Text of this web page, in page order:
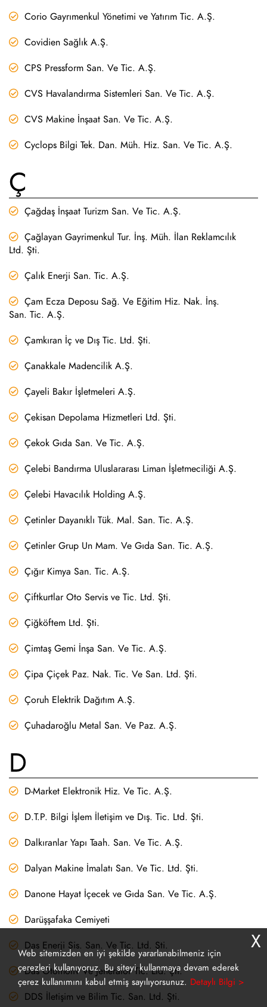
Corio Gayrımenkul Yönetimi ve Yatırım Tic. A.Ş.
Covidien Sağlık A.Ş.
CPS Pressform San. Ve Tic. A.Ş.
CVS Havalandırma Sistemleri San. Ve Tic. A.Ş.
CVS Makine İnşaat San. Ve Tic. A.Ş.
Cyclops Bilgi Tek. Dan. Müh. Hiz. San. Ve Tic. A.Ş.
Ç
Çağdaş İnşaat Turizm San. Ve Tic. A.Ş.
Çağlayan Gayrimenkul Tur. İnş. Müh. İlan Reklamcılık
Ltd. Şti.
Çalık Enerji San. Tic. A.Ş.
Çam Ecza Deposu Sağ. Ve Eğitim Hiz. Nak. İnş.
San. Tic. A.Ş.
Çamkıran İç ve Dış Tic. Ltd. Şti.
Çanakkale Madencilik A.Ş.
Çayeli Bakır İşletmeleri A.Ş.
Çekisan Depolama Hizmetleri Ltd. Şti.
Çekok Gıda San. Ve Tic. A.Ş.
Çelebi Bandırma Uluslararası Liman İşletmeciliği A.Ş.
Çelebi Havacılık Holding A.Ş.
Çetinler Dayanıklı Tük. Mal. San. Tic. A.Ş.
Çetinler Grup Un Mam. Ve Gıda San. Tic. A.Ş.
Çığır Kimya San. Tic. A.Ş.
Çiftkurtlar Oto Servis ve Tic. Ltd. Şti.
Çiğköftem Ltd. Şti.
Çimtaş Gemi İnşa San. Ve Tic. A.Ş.
Çipa Çiçek Paz. Nak. Tic. Ve San. Ltd. Şti.
Çoruh Elektrik Dağıtım A.Ş.
Çuhadaroğlu Metal San. Ve Paz. A.Ş.
D
D-Market Elektronik Hiz. Ve Tic. A.Ş.
D.T.P. Bilgi İşlem İletişim ve Dış. Tic. Ltd. Şti.
Dalkıranlar Yapı Taah. San. Ve Tic. A.Ş.
Dalyan Makine İmalatı San. Ve Tic. Ltd. Şti.
Danone Hayat İçecek ve Gıda San. Ve Tic. A.Ş.
Darüşşafaka Cemiyeti
Das Enerji Sis. San. Ve Tic. Ltd. Şti.
Das Otomotiv Ve Jeneratör Tic. Ltd. Şti.
DDS İletişim ve Bilim Tic. San. Ltd. Şti.
Web sitemizden en iyi şekilde yararlanabilmeniz için
çerezleri kullanıyoruz. Bu siteyi kullanmaya devam ederek
çerez kullanımını kabul etmiş sayılıyorsunuz. Detaylı Bilgi >
X